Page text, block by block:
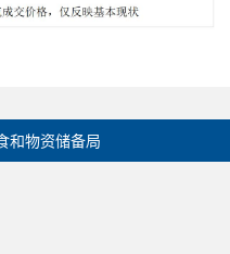
和物资储备局